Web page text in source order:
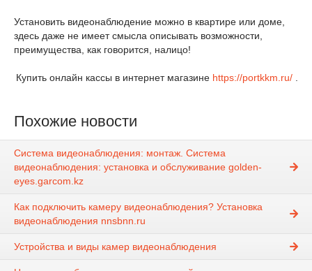
Установить видеонаблюдение можно в квартире или доме,
здесь даже не имеет смысла описывать возможности,
преимущества, как говорится, налицо!
Купить онлайн кассы в интернет магазине https://portkkm.ru/
Похожие новости
Система видеонаблюдения: монтаж. Система
видеонаблюдения: установка и обслуживание golden-
eyes.garcom.kz
Как подключить камеру видеонаблюдения? Установка
видеонаблюдения nnsbnn.ru
Устройства и виды камер видеонаблюдения